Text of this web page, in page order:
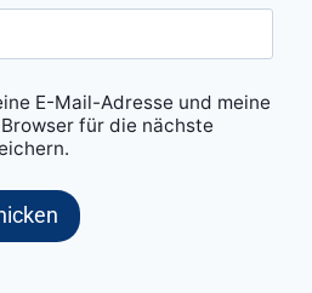
E-Mail-Adresse und meine
für die nächste